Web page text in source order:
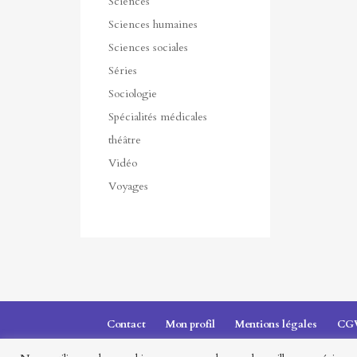
Sciences humaines
Sciences sociales
Séries
Sociologie
Spécialités médicales
théâtre
Vidéo
Voyages
Contact Mon profil Mentions légales